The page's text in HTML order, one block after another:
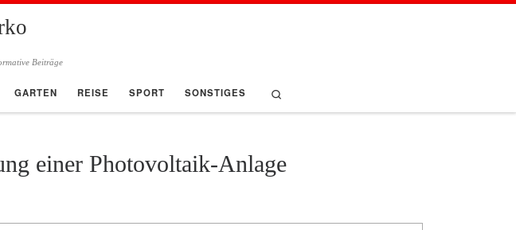
Beiträge
GARTEN REISE SPORT SONSTIGES
einer Photovoltaik-Anlage